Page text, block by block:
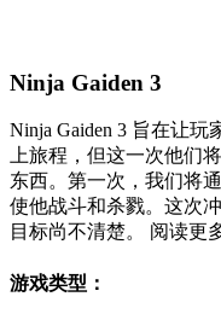
Ninja Gaiden 3
Ninja Gaiden 3 旨在让玩
上旅程，但这一次他们
东西。第一次，我们将
使他战斗和杀戮。这次
目标尚不清楚。 阅读更
游戏类型：